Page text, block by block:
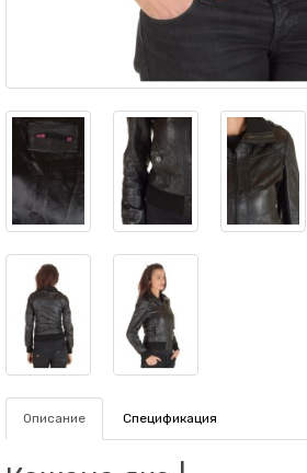
Описание Спецификация